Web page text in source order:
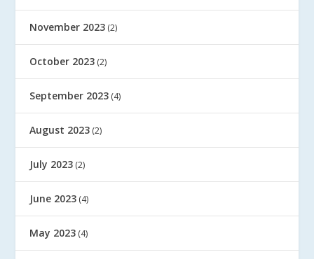
November 2023 (2)
October 2023 (2)
September 2023 (4)
August 2023 (2)
July 2023 (2)
June 2023 (4)
May 2023 (4)